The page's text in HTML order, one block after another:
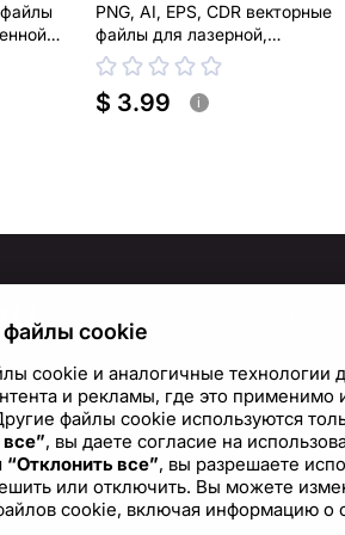
файлы
PNG, AI, EPS, CDR векторные
файлы для лазерной,
плазменной резки
$ 3.99 i
Блог
cookie
cookie и аналогичные технологии
и рекламы, где это
файлы cookie используются
, вы даете согласие на
“Отклонить все”, вы разрешаете
или отключить. Вы можете
cookie, включая информацию о